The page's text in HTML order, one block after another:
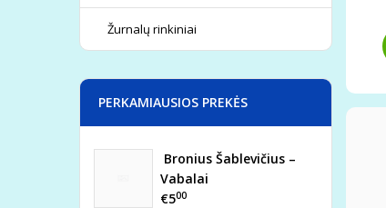
Žurnalų rinkiniai
PERKAMIAUSIOS PREKĖS
Bronius Šablevičius –
Vabalai
€500